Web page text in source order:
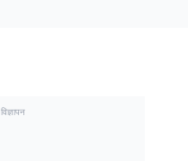
विज्ञापन